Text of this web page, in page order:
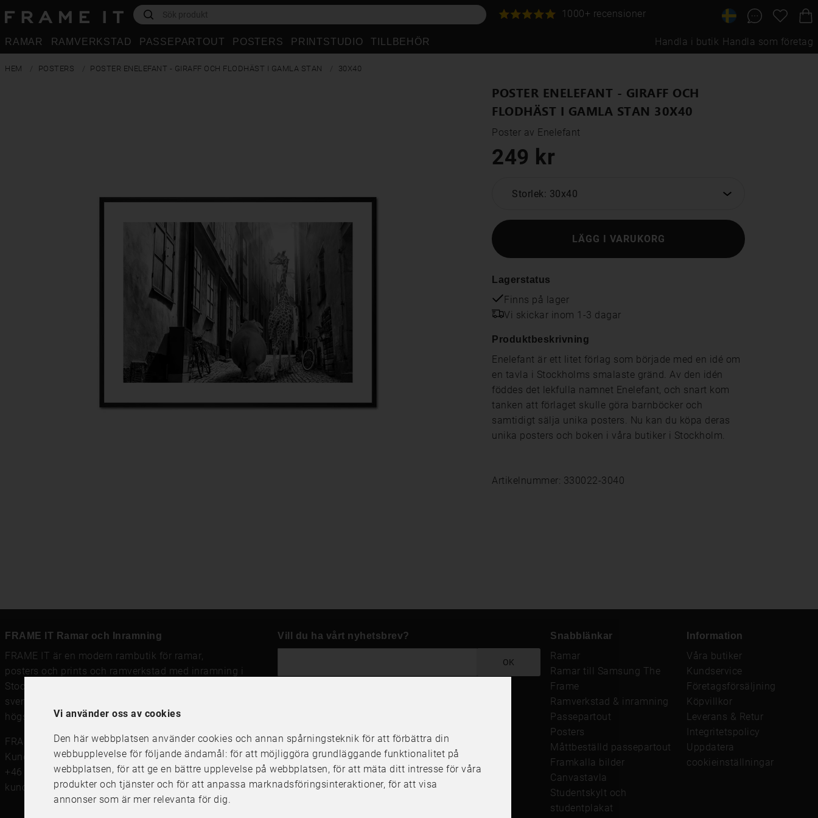
Vi använder oss av cookies
Den här webbplatsen använder cookies och annan spårningsteknik för att förbättra din
webbupplevelse för följande ändamål: för att möjliggöra grundläggande funktionalitet på
webbplatsen, för att ge en bättre upplevelse på webbplatsen, för att mäta ditt intresse för våra
produkter och tjänster och för att anpassa marknadsföringsinteraktioner, för att visa
annonser som är mer relevanta för dig.
1000+ recensioner
RAMAR RAMVERKSTAD PASSEPARTOUT POSTERS PRINTSTUDIO TILLBEHÖR Handla i butik Handla som företag
HEM POSTERS POSTER ENELEFANT - GIRAFF OCH FLODHÄST I GAMLA STAN 30X40
POSTER ENELEFANT - GIRAFF OCH
FLODHÄST I GAMLA STAN 30X40
Poster av Enelefant
249 kr
Storlek: 30x40
LÄGG I VARUKORG
Lagerstatus
Finns på lager
Vi skickar inom 1-3 dagar
Produktbeskrivning
Enelefant är ett litet förlag som började med en idé om
en tavla i Stockholms smalaste gränd. Av den idén
föddes det lekfulla namnet Enelefant, och snart kom
tanken att förlaget skulle göra barnböcker och
samtidigt sälja unika posters. Nu kan du köpa deras
unika posters och boken i våra butiker i Stockholm.
Artikelnummer: 330022-3040
FRAME IT Ramar och Inramning
FRAME IT är en modern rambutik för ramar,
posters och prints och ramverkstad med inramning i
Stockholm, Göteborg och Uppsala. Vi säljer
svensktillverkade tavelramar,
högsta kvalitet.
FRAME IT Ramar och Inramning
Kungsgatan 41, 111 56 Stockholm
+46 (0)8 142122
kundservice@frameit.se
Vill du ha vårt nyhetsbrev?
OK
Snabblänkar
Ramar
Ramar till Samsung The
Frame
Ramverkstad & inramning
Passepartout
Posters
Måttbeställd passepartout
Framkalla bilder
Canvastavla
Studentskylt och
studentplakat
Information
Våra butiker
Kundservice
Företagsförsäljning
Köpvillkor
Leverans & Retur
Integritetspolicy
Uppdatera
cookieinställningar